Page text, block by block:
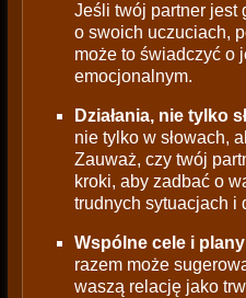
Jeśli twój partner jest
o swoich uczuciach,
może to świadczyć o
emocjonalnym.
Działania, nie tylko
nie tylko w słowach,
Zauważ, czy twój
kroki, aby zadbać o
trudnych sytuacjach i
Wspólne cele i
razem może
waszą relację jako